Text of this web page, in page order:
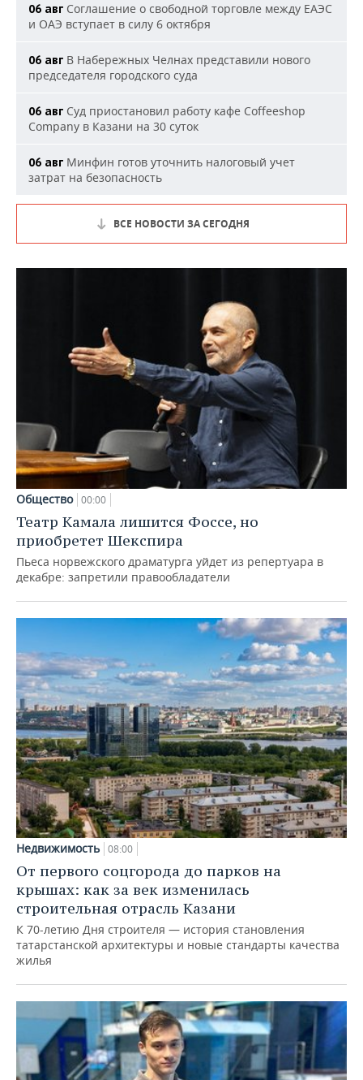
06 авг Соглашение о свободной торговле между ЕАЭС
и ОАЭ вступает в силу 6 октября
06 авг В Набережных Челнах представили нового
председателя городского суда
06 авг Суд приостановил работу кафе Coffeeshop
Company в Казани на 30 суток
06 авг Минфин готов уточнить налоговый учет
затрат на безопасность
ВСЕ НОВОСТИ ЗА СЕГОДНЯ
Общество 00:00
Театр Камала лишится Фоссе, но
приобретет Шекспира
Пьеса норвежского драматурга уйдет из репертуара в
декабре: запретили правообладатели
Недвижимость 08:00
От первого соцгорода до парков на
крышах: как за век изменилась
строительная отрасль Казани
К 70-летию Дня строителя — история становления
татарстанской архитектуры и новые стандарты качества
жилья